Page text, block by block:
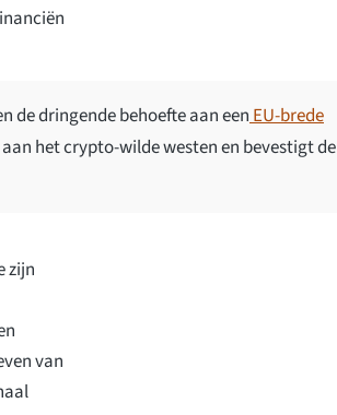
de dringende behoefte aan eenEU-brede
het crypto-wilde westen en bevestigt de
zijn
van